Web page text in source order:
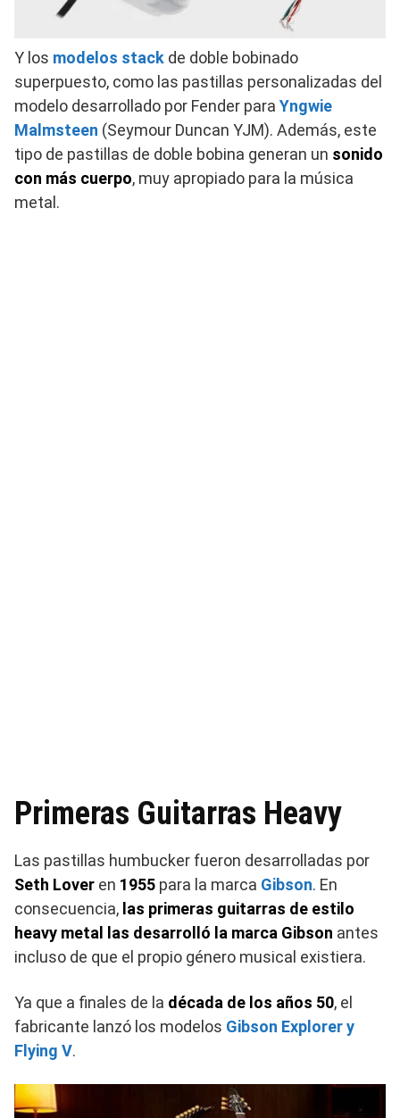
Y los modelos stack de doble bobinado
superpuesto, como las pastillas personalizadas del
modelo desarrollado por Fender para Yngwie
Malmsteen (Seymour Duncan YJM). Además, este
tipo de pastillas de doble bobina generan un sonido
con más cuerpo, muy apropiado para la música
metal.
Primeras Guitarras Heavy
Las pastillas humbucker fueron desarrolladas por
Seth Lover en 1955 para la marca Gibson. En
consecuencia, las primeras guitarras de estilo
heavy metal las desarrolló la marca Gibson antes
incluso de que el propio género musical existiera.
Ya que a finales de la década de los años 50, el
fabricante lanzó los modelos Gibson Explorer y
Flying V.